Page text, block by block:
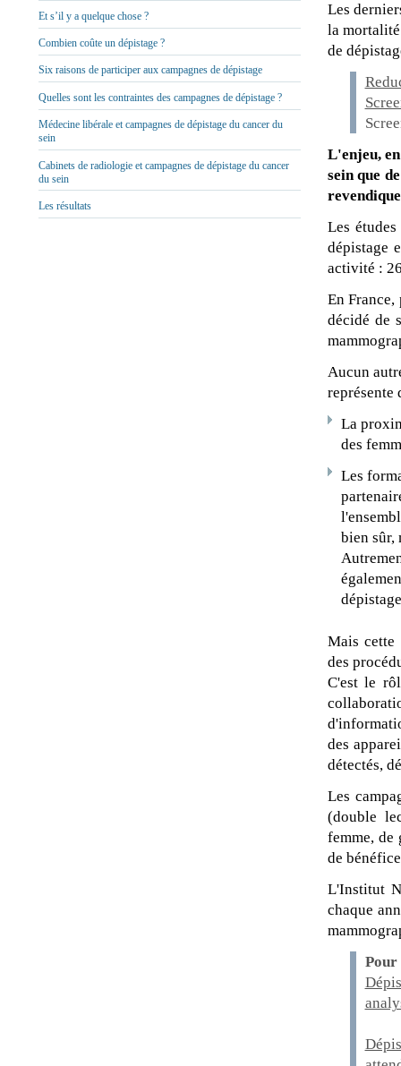
Et s’il y a quelque chose ?
Combien coûte un dépistage ?
Six raisons de participer aux campagnes de dépistage
Quelles sont les contraintes des campagnes de dépistage ?
Médecine libérale et campagnes de dépistage du cancer du
sein
Cabinets de radiologie et campagnes de dépistage du cancer
du sein
Les résultats
Les
la
de
L'enjeu,
sein que
Les
dépistage
activité :
En
décidé de
Aucun
représente
La
des
Les
bien sûr,
Mais cette
des
C'est le
des
détectés,
Les
(double
femme, de
de
L'Institut
chaque
Pour